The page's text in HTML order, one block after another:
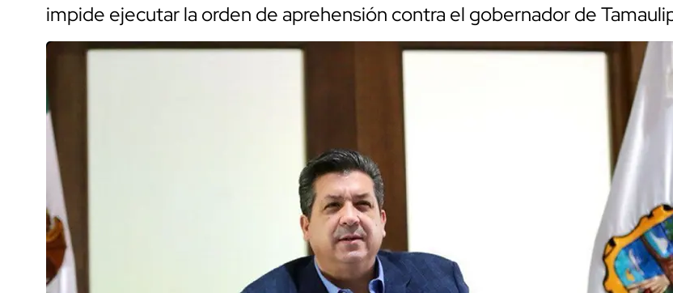
impide ejecutar la orden de aprehensión contra el gobernador de